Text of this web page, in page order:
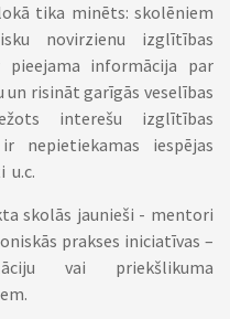
tika minēts: skolēniem
novirzienu izglītības
informācija par
risināt garīgās veselības
interešu izglītības
nepietiekamas iespējas
u.c.
skolās jaunieši - mentori
prakses iniciatīvas –
vai priekšlikuma